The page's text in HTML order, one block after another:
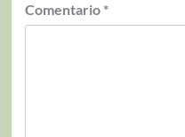
Comentario *